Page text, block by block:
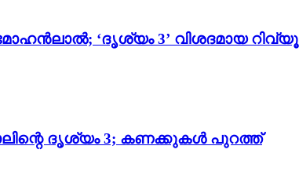
‘ദൃശ്യം 3’ വിശദമായ റിവ്യൂ
ദൃശ്യം 3; കണക്കുകൾ പുറത്ത്